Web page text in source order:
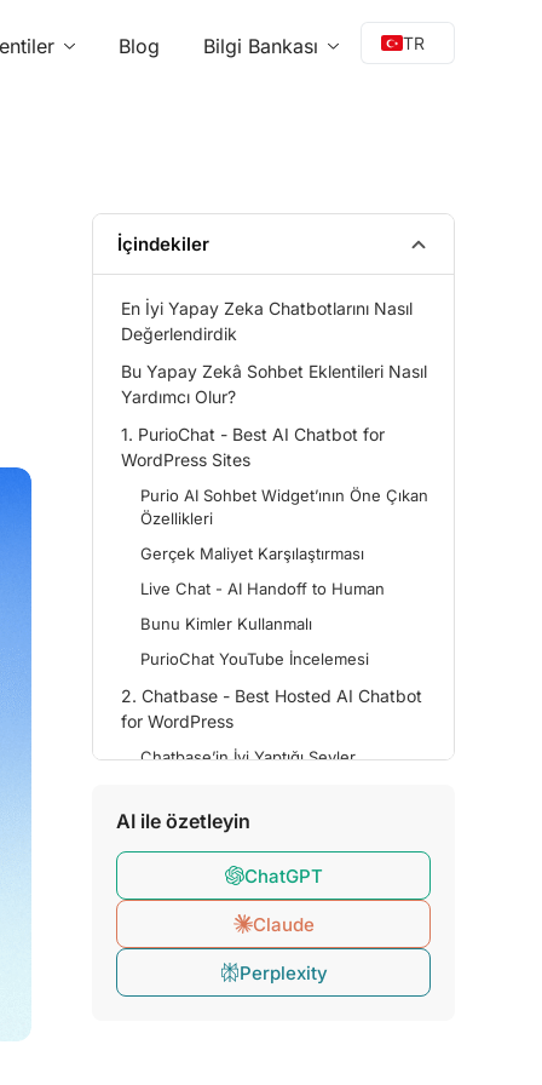
Blog Bilgi Bankası
TR
ES
NL
İçindekiler
En İyi Yapay Zeka Chatbotlarını Nasıl
Değerlendirdik
Bu Yapay Zekâ Sohbet Eklentileri Nasıl
Yardımcı Olur?
1. PurioChat - Best AI Chatbot for
WordPress Sites
Purio AI Sohbet Widget’ının Öne Çıkan
Özellikleri
Gerçek Maliyet Karşılaştırması
Live Chat - AI Handoff to Human
Bunu Kimler Kullanmalı
PurioChat YouTube İncelemesi
2. Chatbase - Best Hosted AI Chatbot
for WordPress
Chatbase’in İyi Yaptığı Şeyler
Inside the Chat
Fiyatlandırma Gerçeği
Chatbase’i Kimler Kullanmalı
3. Chatbot.com - Best Enterprise
WordPress Chatbot
ChatBot.com’un İyi Yaptıkları
AI ile özetleyin
ChatGPT
Claude
Perplexity